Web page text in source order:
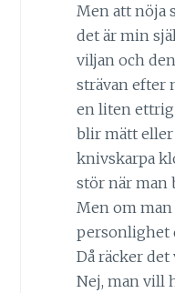
Men att nöja
det är min
viljan och
strävan efter
en liten
blir mätt eller
knivskarpa
stör när man
Men om
personlighet
Då räcker
Nej, man vill